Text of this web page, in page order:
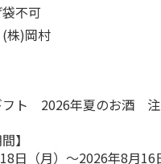
袋不可
株)岡村
フト 2026年夏のお酒 注
】
日（月）～2026年8月16